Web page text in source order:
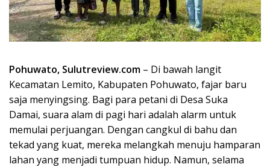
Pohuwato, Sulutreview.com – Di bawah langit
Kecamatan Lemito, Kabupaten Pohuwato, fajar baru
saja menyingsing. Bagi para petani di Desa Suka
Damai, suara alam di pagi hari adalah alarm untuk
memulai perjuangan. Dengan cangkul di bahu dan
tekad yang kuat, mereka melangkah menuju hamparan
lahan yang menjadi tumpuan hidup. Namun, selama